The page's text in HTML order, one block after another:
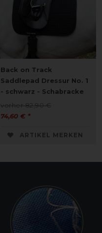
Back on Track
Saddlepad Dressur No. 1
- schwarz - Schabracke
vorher 82,90 €
74,60 € *
ARTIKEL MERKEN